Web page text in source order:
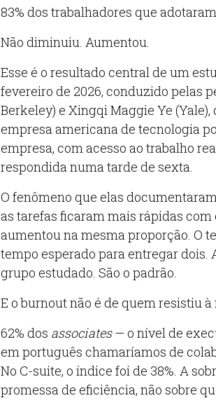
83% dos trabalhadores que
Não diminuiu. Aumentou.
Esse é o resultado central de um
fevereiro de 2026, conduzido pelas
Berkeley) e Xingqi Maggie Ye
empresa americana de tecnologia
empresa, com acesso ao trabalho
respondida numa tarde de sexta.
O fenômeno que elas
as tarefas ficaram mais rápidas
aumentou na mesma proporção. O
tempo esperado para entregar dois.
grupo estudado. São o padrão.
E o burnout não é de quem resistiu
62% dos associates— o nível de
em português chamaríamos de
No C-suite, o índice foi de 38%. A
promessa de eficiência, não sobre